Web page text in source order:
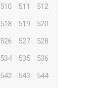
510 511
512
518 519
520
526 527
528
534 535
536
542 543
544